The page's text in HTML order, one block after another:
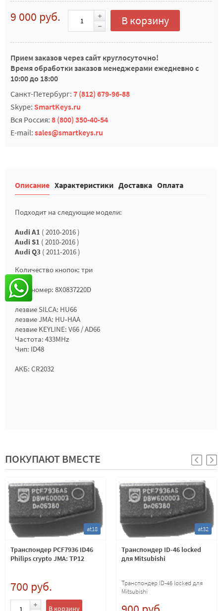
9 000 руб. В корзину
Прием заказов через сайт круглосуточно!
Время обработки заказов менеджерами ежедневно с
10:00 до 18:00
Санкт-Петербург: 7 (812) 679-96-88
Skype: SmartKeys.ru
Вся Россия: 8 (800) 350-40-54
E-mail: sales@smartkeys.ru
Описание Характеристики Доставка Оплата
Подходит на следующие модели:
Audi A1 ( 2010-2016 )
Audi S1 ( 2010-2016 )
Audi Q3 ( 2011-2016 )
Количество кнопок: три
Партномер: 8X0837220D
лезвие SILCA: HU66
лезвие JMA: HU-HAA
лезвие KEYLINE: V66 / AD66
Частота: 433MHz
Чип: ID48
АКБ: CR2032
ПОКУПАЮТ ВМЕСТЕ
at18
Транспондер PCF7936 ID46
Philips crypto JMA: TP12
700 руб.
В корзину
at32
Транспондер ID-46 locked
для Mitsubishi
Транспондер ID-46 locked для
Mitsubishi